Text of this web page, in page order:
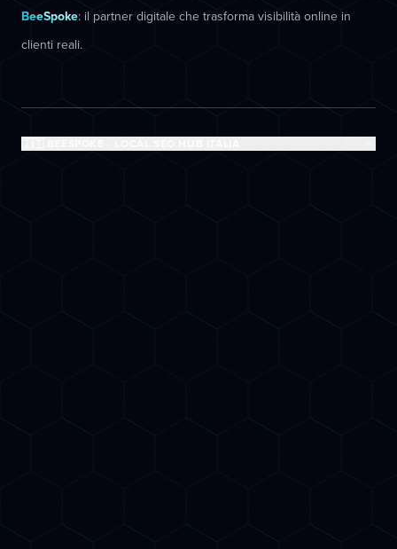
BeeSpoke: il partner digitale che trasforma visibilità online in
clienti reali.